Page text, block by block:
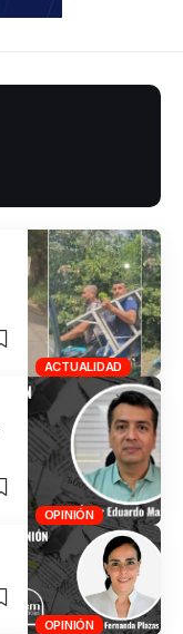
ACTUALIDAD
OPINIÓN
OPINIÓN